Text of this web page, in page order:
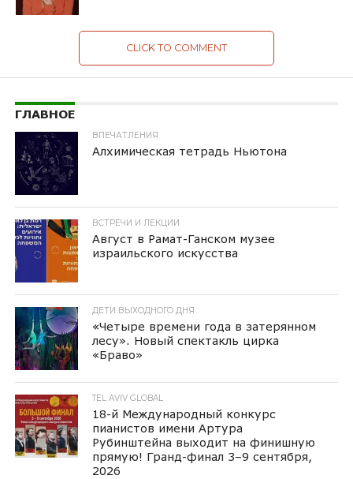
CLICK TO COMMENT
ГЛАВНОЕ
ВПЕЧАТЛЕНИЯ
Алхимическая тетрадь Ньютона
ВСТРЕЧИ И ЛЕКЦИИ
Август в Рамат-Ганском музее
израильского искусства
ДЕТИ ВЫХОДНОГО ДНЯ
«Четыре времени года в затерянном
лесу». Новый спектакль цирка
«Браво»
TEL AVIV GLOBAL
18-й Международный конкурс
пианистов имени Артура
Рубинштейна выходит на финишную
прямую! Гранд-финал 3–9 сентября,
2026